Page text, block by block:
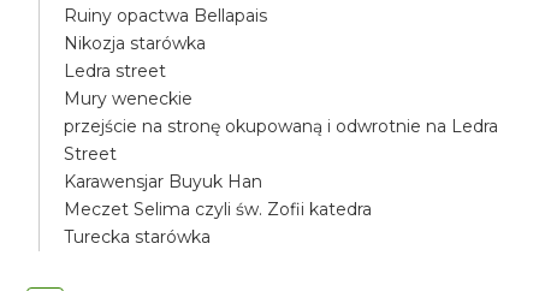
Ruiny opactwa Bellapais
Nikozja starówka
Ledra street
Mury weneckie
przejście na stronę okupowaną i odwrotnie na Ledra
Street
Karawensjar Buyuk Han
Meczet Selima czyli św. Zofii katedra
Turecka starówka